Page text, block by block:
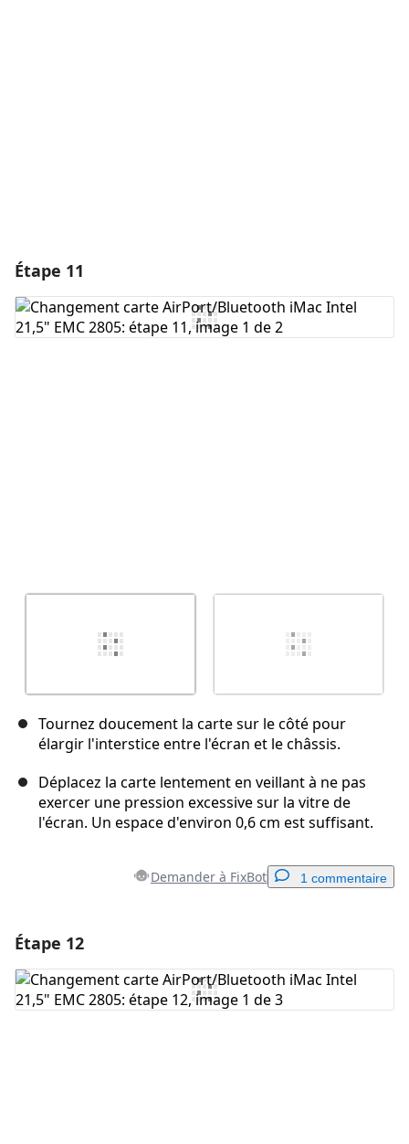
Étape 11
Tournez doucement la carte sur le côté pour
élargir l'interstice entre l'écran et le châssis.
Déplacez la carte lentement en veillant à ne pas
exercer une pression excessive sur la vitre de
l'écran. Un espace d'environ 0,6 cm est suffisant.
Demander à FixBot 1 commentaire
Ajouter un commentaire
Étape 12